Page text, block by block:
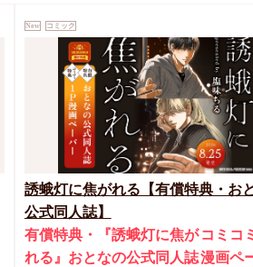
New コミック
誘蛾灯に焦がれる【有償特典・お
公式同人誌】
有償特典・『誘蛾灯に焦が
れる』おとなの公式同人誌
コミコ
漫画ペ